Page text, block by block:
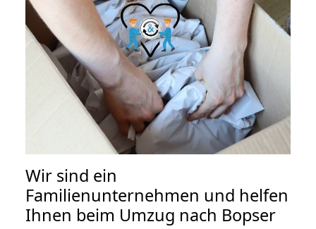
Wir sind ein
Familienunternehmen und helfen
Ihnen beim Umzug nach Bopser